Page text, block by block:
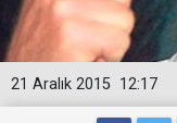
12:17
21 Aralık 2015